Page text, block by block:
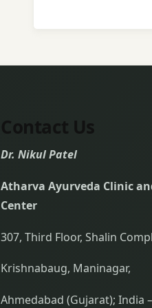
Contact Us
Dr. Nikul Patel
Atharva Ayurveda Clinic
Center
307, Third Floor, Shalin
Krishnabaug, Maninagar,
Ahmedabad (Gujarat); India